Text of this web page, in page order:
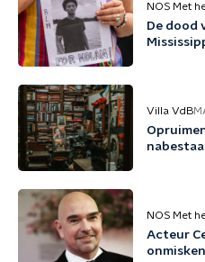
NOS Met
De dood
Villa VdB
NOS Met
Acteur